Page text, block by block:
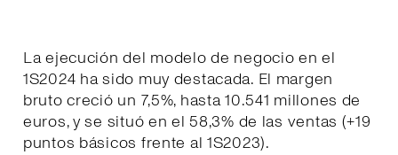
La ejecución del modelo de negocio en el
1S2024 ha sido muy destacada. El margen
bruto creció un 7,5%, hasta 10.541 millones de
euros, y se situó en el 58,3% de las ventas (+19
puntos básicos frente al 1S2023).